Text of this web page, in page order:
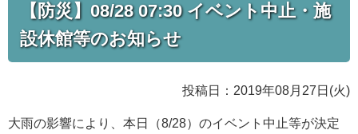
【防災】08/28 07:30 イベント中止・施
設休館等のお知らせ
投稿日：2019年08月27日(火)
大雨の影響により、本日（8/28）のイベント中止等が決定